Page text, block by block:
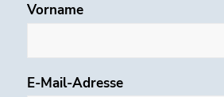
Vorname
E-Mail-Adresse